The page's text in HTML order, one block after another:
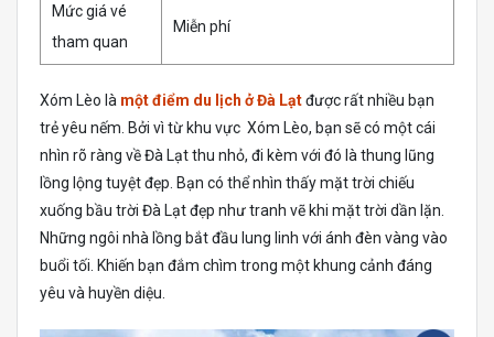
Mức giá vé
tham quan
Miễn phí
Xóm Lèo là một điểm du lịch ở Đà Lạtđược rất nhiều bạn
trẻ yêu nếm. Bởi vì từ khu vực Xóm Lèo, bạn sẽ có một cái
nhìn rõ ràng về Đà Lạt thu nhỏ, đi kèm với đó là thung lũng
lồng lộng tuyệt đẹp. Bạn có thể nhìn thấy mặt trời chiếu
xuống bầu trời Đà Lạt đẹp như tranh vẽ khi mặt trời dần lặn.
Những ngôi nhà lồng bắt đầu lung linh với ánh đèn vàng vào
buổi tối. Khiến bạn đắm chìm trong một khung cảnh đáng
yêu và huyền diệu.